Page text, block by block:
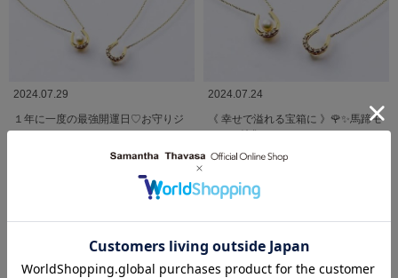
2024.07.29
１年に一度の最強開運日♡お守りジ
Samantha Jewelry
2024.07.24
《 幸せで溢れる宝箱に 》🌹✨馬蹄モ
Samantha Jewelry
MORE